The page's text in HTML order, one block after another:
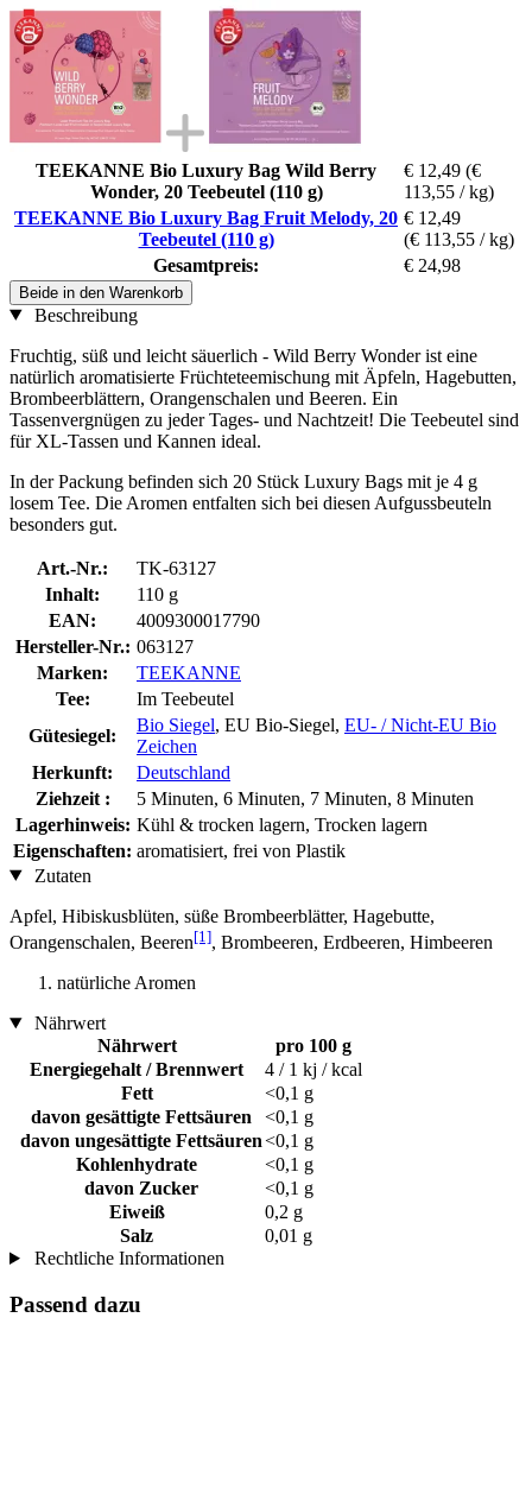
TEEKANNE Bio Luxury Bag Wild Berry
Wonder, 20 Teebeutel (110 g)
€ 12,49 (€
113,55 / kg)
TEEKANNE Bio Luxury Bag Fruit Melody, 20
Teebeutel (110 g)
€ 12,49
(€ 113,55 / kg)
Gesamtpreis:
€ 24,98
Beide in den Warenkorb
Beschreibung
Fruchtig, süß und leicht säuerlich - Wild Berry Wonder ist eine
natürlich aromatisierte Früchteteemischung mit Äpfeln, Hagebutten,
Brombeerblättern, Orangenschalen und Beeren. Ein
Tassenvergnügen zu jeder Tages- und Nachtzeit! Die Teebeutel sind
für XL-Tassen und Kannen ideal.
In der Packung befinden sich 20 Stück Luxury Bags mit je 4 g
losem Tee. Die Aromen entfalten sich bei diesen Aufgussbeuteln
besonders gut.
Art.-Nr.:
TK-63127
Inhalt:
110 g
EAN:
4009300017790
Hersteller-Nr.: 063127
Marken:
TEEKANNE
Tee:
Im Teebeutel
Gütesiegel:
Bio Siegel, EU Bio-Siegel, EU- / Nicht-EU Bio
Zeichen
Herkunft:
Deutschland
Ziehzeit :
5 Minuten, 6 Minuten, 7 Minuten, 8 Minuten
Lagerhinweis: Kühl & trocken lagern, Trocken lagern
Eigenschaften: aromatisiert, frei von Plastik
Zutaten
Apfel, Hibiskusblüten, süße Brombeerblätter, Hagebutte,
Orangenschalen, Beeren[1], Brombeeren, Erdbeeren, Himbeeren
natürliche Aromen
Nährwert
Nährwert
pro 100 g
Energiegehalt / Brennwert
4 / 1 kj / kcal
Fett
<0,1 g
davon gesättigte Fettsäuren
<0,1 g
davon ungesättigte Fettsäuren<0,1 g
Kohlenhydrate
<0,1 g
davon Zucker
<0,1 g
Eiweiß
0,2 g
Salz
0,01 g
Rechtliche Informationen
Passend dazu